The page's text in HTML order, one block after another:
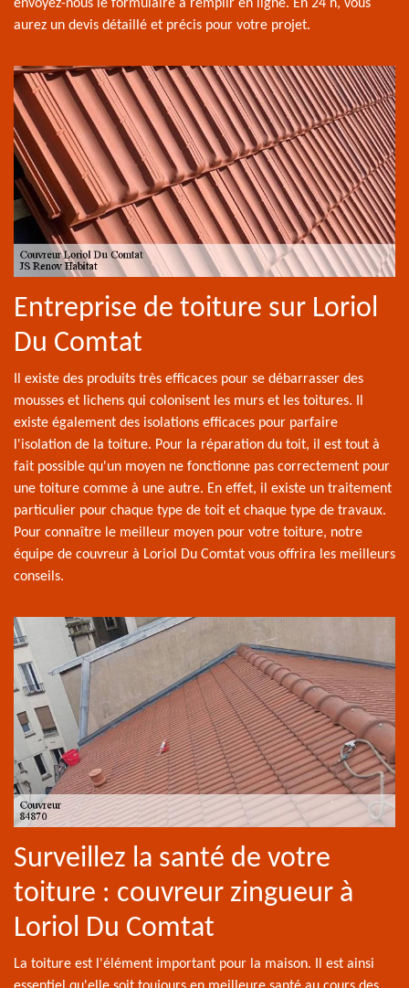
envoyez-nous le formulaire à remplir en ligne. En 24 h, vous
aurez un devis détaillé et précis pour votre projet.
Entreprise de toiture sur Loriol
Du Comtat
Il existe des produits très efficaces pour se débarrasser des
mousses et lichens qui colonisent les murs et les toitures. Il
existe également des isolations efficaces pour parfaire
l'isolation de la toiture. Pour la réparation du toit, il est tout à
fait possible qu'un moyen ne fonctionne pas correctement pour
une toiture comme à une autre. En effet, il existe un traitement
particulier pour chaque type de toit et chaque type de travaux.
Pour connaître le meilleur moyen pour votre toiture, notre
équipe de couvreur à Loriol Du Comtat vous offrira les meilleurs
conseils.
Surveillez la santé de votre
toiture : couvreur zingueur à
Loriol Du Comtat
La toiture est l'élément important pour la maison. Il est ainsi